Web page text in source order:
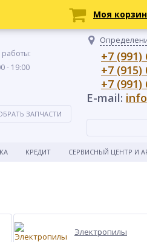
- 19:00
ЗАПЧАСТИ
+7 (991)
+7
+7
E-mail:
КРЕДИТ СЕРВИСНЫЙ ЦЕНТР И
Электропилы
Моя